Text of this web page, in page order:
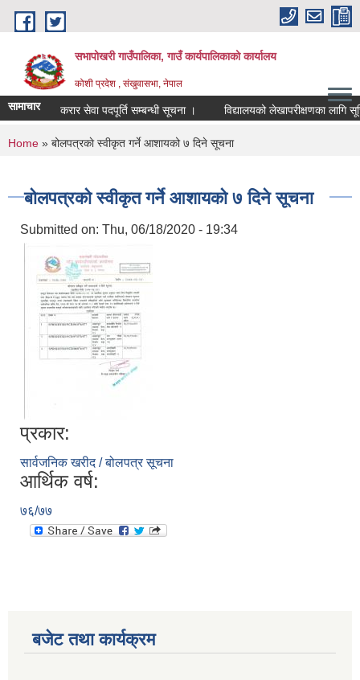
Skip to main content
सभापोखरी गाउँपालिका, गाउँ कार्यपालिकाको कार्यालय
कोशी प्रदेश , संखुवासभा, नेपाल
सामाचारकरार सेवा पदपूर्ति सम्बन्धी सूचना ।
You are here
Home » बोलपत्रकाे स्वीकृत गर्ने आशायको ७ दिने सूचना
बोलपत्रकाे स्वीकृत गर्ने आशायको ७ दिने सूचना
Submitted on: Thu, 06/18/2020 - 19:34
प्रकार:
सार्वजनिक खरीद / बोलपत्र सूचना
आर्थिक वर्ष:
७६/७७
बजेट तथा कार्यक्रम